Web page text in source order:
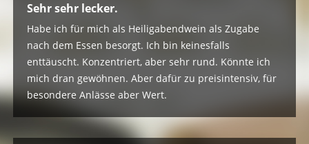
Sehr sehr lecker.
Habe ich für mich als Heiligabendwein als Zugabe
nach dem Essen besorgt. Ich bin keinesfalls
enttäuscht. Konzentriert, aber sehr rund. Könnte ich
mich dran gewöhnen. Aber dafür zu preisintensiv, für
besondere Anlässe aber Wert.